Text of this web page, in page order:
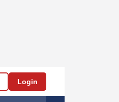
Login